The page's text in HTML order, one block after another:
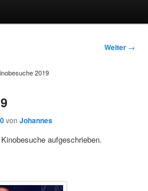
Weiter →
2019
vonJohannes
aufgeschrieben.